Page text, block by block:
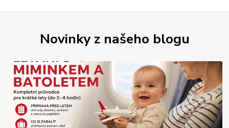
Novinky z našeho blogu